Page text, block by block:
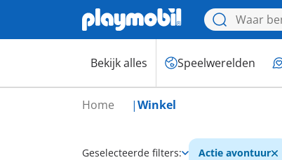
Bekijk alles Speelwerelden
Home Winkel
Geselecteerde filters: Actie avontuur